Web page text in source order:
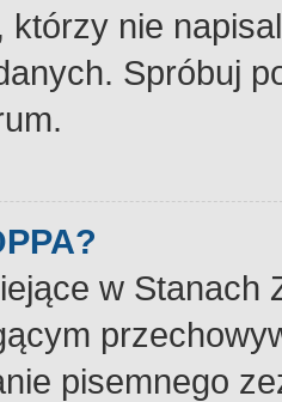
którzy nie
Spróbuj
w Stanach
pisemnego